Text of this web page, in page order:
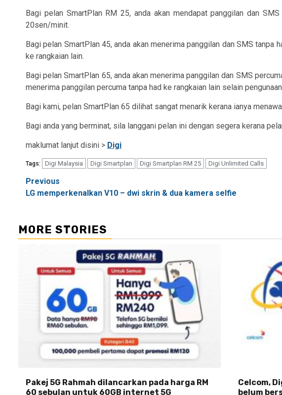
Bagi pelan SmartPlan RM 25, anda akan mendapat panggilan dan
20sen/minit.
Bagi pelan SmartPlan 45, anda akan menerima panggilan dan SMS
ke rangkaian lain.
Bagi pelan SmartPlan 65, anda akan menerima panggilan dan SMS
menerima panggilan percuma tanpa had ke rangkaian lain selain
Bagi kami, pelan SmartPlan 65 dilihat sangat menarik kerana ianya
Bagi anda yang berminat, sila langgani pelan ini dengan segera kerana
maklumat lanjut disini > Digi
Tags: Digi Malaysia Digi Smartplan Digi Smartplan RM 25 Digi Unlimited Calls
Post
navigation
Previous
LG memperkenalkan V10 – dwi skrin & dua kamera selfie
MORE STORIES
Pakej 5G Rahmah dilancarkan pada harga RM
60 sebulan untuk 60GB internet 5G
Celcom,
belum